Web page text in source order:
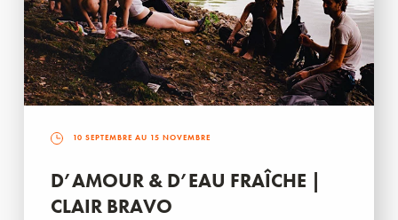
10 SEPTEMBRE AU 15 NOVEMBRE
D’AMOUR & D’EAU FRAÎCHE |
CLAIR BRAVO